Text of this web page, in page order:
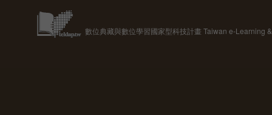
數位典藏與數位學習國家型科技計畫 Taiwan e-Learning